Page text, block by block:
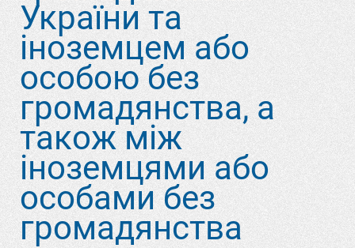
України та
іноземцем або
особою без
громадянства, а
також між
іноземцями або
особами без
громадянства